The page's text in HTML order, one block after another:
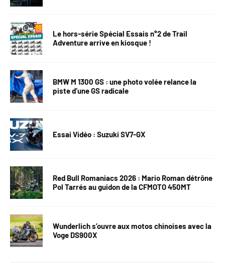
Le hors-série Spécial Essais n°2 de Trail
Adventure arrive en kiosque !
BMW M 1300 GS : une photo volée relance la
piste d’une GS radicale
Essai Vidéo : Suzuki SV7-GX
Red Bull Romaniacs 2026 : Mario Roman détrône
Pol Tarrés au guidon de la CFMOTO 450MT
Wunderlich s’ouvre aux motos chinoises avec la
Voge DS900X